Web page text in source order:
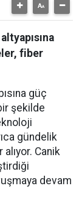
fiber
güç
şekilde
gündelik
Canik
devam